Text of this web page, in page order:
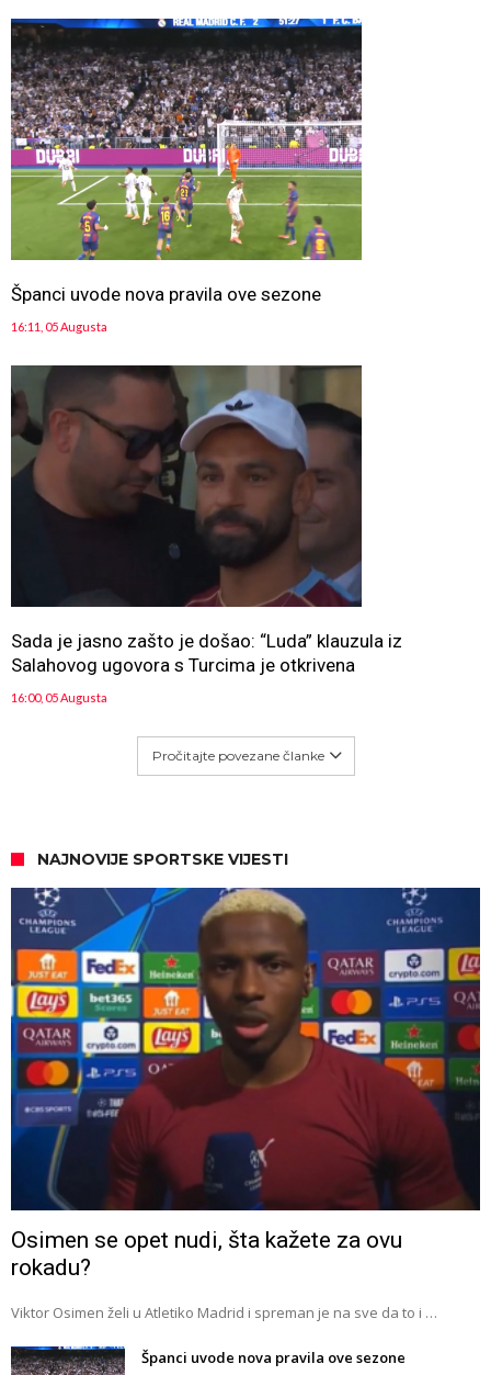
Španci uvode nova pravila ove sezone
16:11, 05 Augusta
Sada je jasno zašto je došao: “Luda” klauzula iz
Salahovog ugovora s Turcima je otkrivena
16:00, 05 Augusta
Pročitajte povezane članke
NAJNOVIJE SPORTSKE VIJESTI
Osimen se opet nudi, šta kažete za ovu
rokadu?
Viktor Osimen želi u Atletiko Madrid i spreman je na sve da to i …
Španci uvode nova pravila ove sezone